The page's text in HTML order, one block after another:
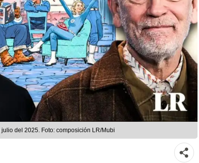
del 2025. Foto: composición LR/Mubi